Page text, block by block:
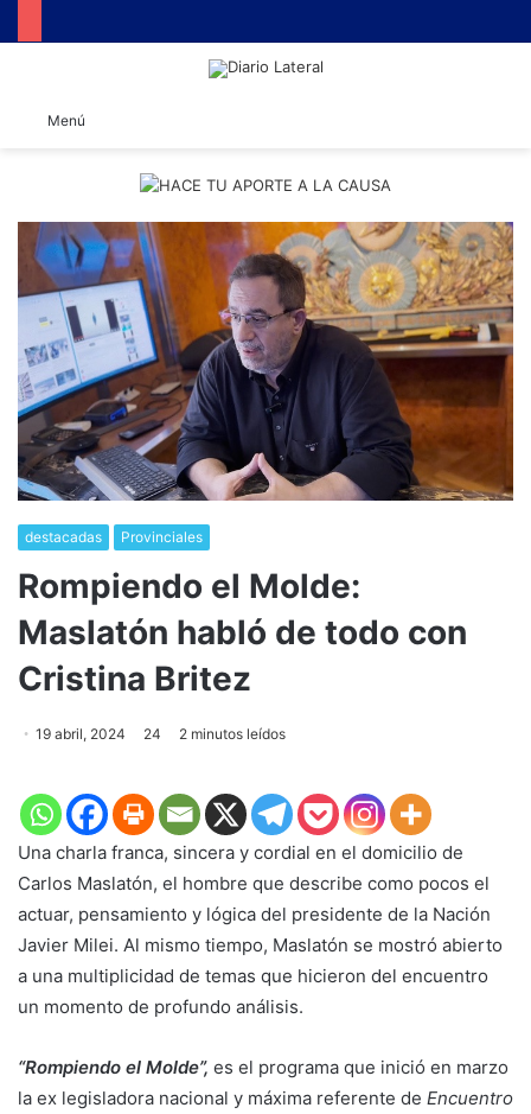
Menú
destacadas Provinciales
Rompiendo el Molde:
Maslatón habló de todo con
Cristina Britez
19 abril, 2024 24 2 minutos leídos
Una charla franca, sincera y cordial en el domicilio de
Carlos Maslatón, el hombre que describe como pocos el
actuar, pensamiento y lógica del presidente de la Nación
Javier Milei. Al mismo tiempo, Maslatón se mostró abierto
a una multiplicidad de temas que hicieron del encuentro
un momento de profundo análisis.
“Rompiendo el Molde”, es el programa que inició en marzo
la ex legisladora nacional y máxima referente de Encuentro